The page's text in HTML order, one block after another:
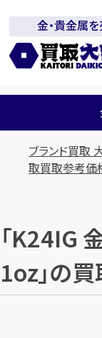
全国2200店舗以
吉」
金・貴金属
ブランド買取
取買取参考価
「K24IG
1oz」の